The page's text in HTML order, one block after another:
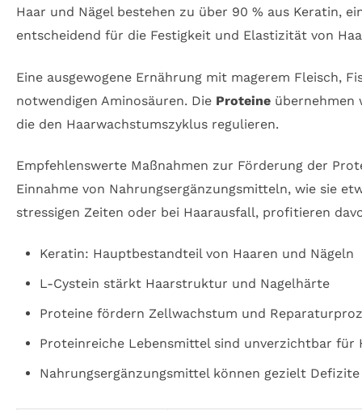
Haar und Nägel bestehen zu über 90 % aus Keratin,
entscheidend für die Festigkeit und Elastizität von
Eine ausgewogene Ernährung mit magerem Fleisch,
notwendigen Aminosäuren. Die Proteine übernehmen
die den Haarwachstumszyklus regulieren.
Empfehlenswerte Maßnahmen zur Förderung der
Einnahme von Nahrungsergänzungsmitteln, wie sie
stressigen Zeiten oder bei Haarausfall, profitieren
Keratin: Hauptbestandteil von Haaren und Nägeln
L-Cystein stärkt Haarstruktur und Nagelhärte
Proteine fördern Zellwachstum und
Proteinreiche Lebensmittel sind unverzichtbar für
Nahrungsergänzungsmittel können gezielt